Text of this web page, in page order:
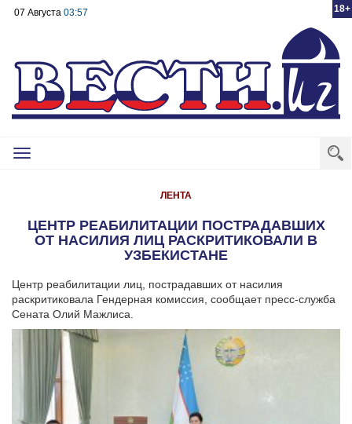
18+
07 Августа 03:57
Toggle
ЛЕНТА
ЦЕНТР РЕАБИЛИТАЦИИ ПОСТРАДАВШИХ
ОТ НАСИЛИЯ ЛИЦ РАСКРИТИКОВАЛИ В
УЗБЕКИСТАНЕ
Центр реабилитации лиц, пострадавших от насилия
раскритиковала Гендерная комиссия, сообщает пресс-служба
Сената Олий Мажлиса.